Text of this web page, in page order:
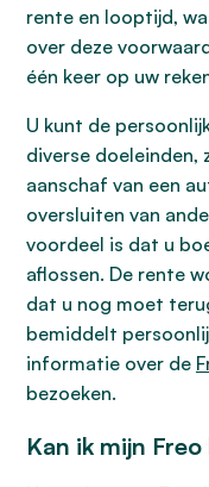
rente en looptijd,
over deze
één keer op uw
U kunt de
diverse doeleinden,
aanschaf van een
oversluiten van
voordeel is dat u
aflossen. De rente
dat u nog moet
bemiddelt
informatie over de
bezoeken.
Kan ik mijn